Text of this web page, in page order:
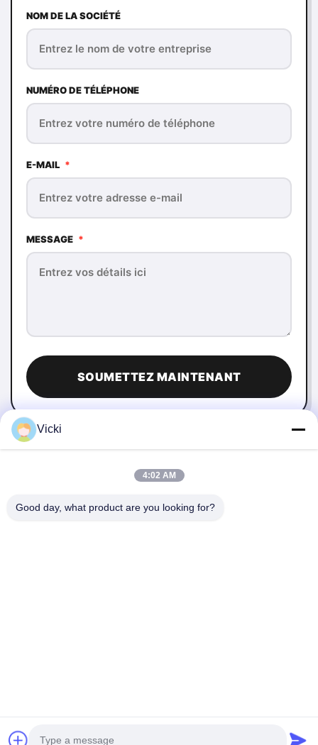
NOM DE LA SOCIÉTÉ
NUMÉRO DE TÉLÉPHONE
E-MAIL *
MESSAGE *
SOUMETTEZ MAINTENANT
© 2026 RICHSTAR (SHENZHEN) LIMITED. ALL RIGHTS RESERVED.
Vicki
4:02 AM
Good day, what product are you looking for?